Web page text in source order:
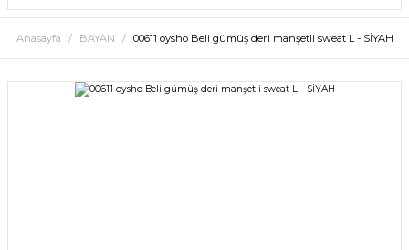
Anasayfa BAYAN 00611 oysho Beli gümüş deri manşetli sweat L - SİYAH